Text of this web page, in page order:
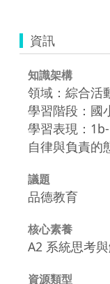
資訊
知識架構
領域：綜合活
學習階段：國
學習表現：
自律與負責的
議題
品德教育
核心素養
A2 系統思考
資源類型